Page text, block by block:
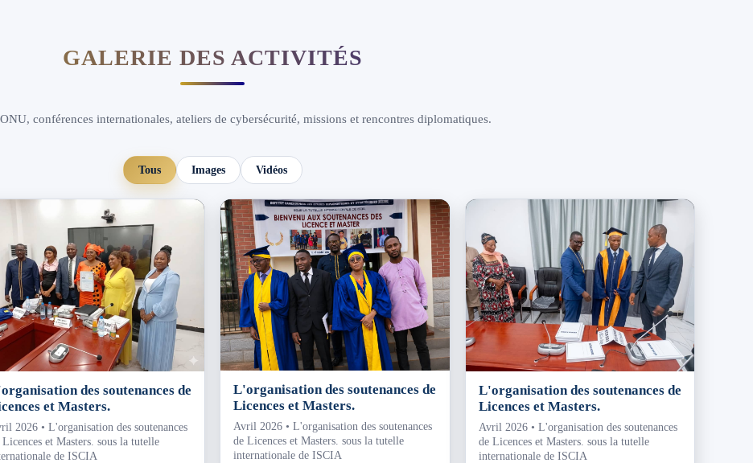
GALERIE DES ACTIVITÉS
conférences internationales, ateliers de cybersécurité, missions et rencontres diplomatiques.
Tous Images Vidéos
des soutenances de
et Masters.
2026 • L'organisation des soutenances
Licences et Masters. sous la tutelle
de ISCIA
L'organisation des soutenances de
Licences et Masters.
Avril 2026 • L'organisation des soutenances
de Licences et Masters. sous la tutelle
internationale de ISCIA
L'organisation des soutenances de
Licences et Masters.
Avril 2026 • L'organisation des soutenances
de Licences et Masters. sous la tutelle
internationale de ISCIA